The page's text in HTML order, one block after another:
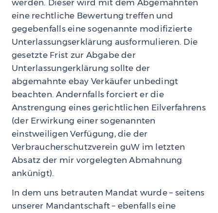
werden. Dieser wird mit dem Abgemahnten
eine rechtliche Bewertung treffen und
gegebenfalls eine sogenannte modifizierte
Unterlassungserklärung ausformulieren. Die
gesetzte Frist zur Abgabe der
Unterlassungerklärung sollte der
abgemahnte ebay Verkäufer unbedingt
beachten. Andernfalls forciert er die
Anstrengung eines gerichtlichen Eilverfahrens
(der Erwirkung einer sogenannten
einstweiligen Verfügung, die der
Verbraucherschutzverein guW im letzten
Absatz der mir vorgelegten Abmahnung
ankünigt).
In dem uns betrauten Mandat wurde – seitens
unserer Mandantschaft – ebenfalls eine